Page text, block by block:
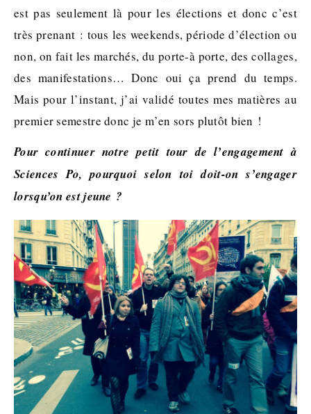
est pas seulement là pour les élections et donc c’est
très prenant : tous les weekends, période d’élection ou
non, on fait les marchés, du porte-à porte, des collages,
des manifestations… Donc oui ça prend du temps.
Mais pour l’instant, j’ai validé toutes mes matières au
premier semestre donc je m’en sors plutôt bien !
Pour continuer notre petit tour de l’engagement à
Sciences Po, pourquoi selon toi doit-on s’engager
lorsqu’on est jeune ?